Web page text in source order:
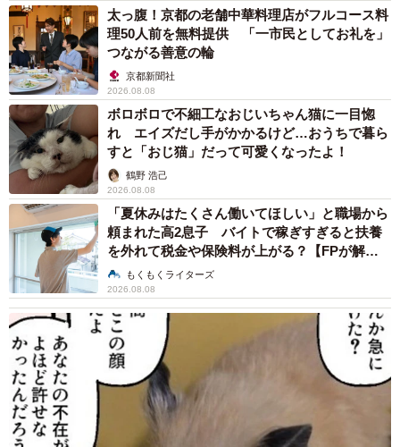
太っ腹！京都の老舗中華料理店がフルコース料
理50人前を無料提供 「一市民としてお礼を」
つながる善意の輪
京都新聞社
2026.08.08
ボロボロで不細工なおじいちゃん猫に一目惚
れ エイズだし手がかかるけど…おうちで暮ら
すと「おじ猫」だって可愛くなったよ！
鶴野 浩己
2026.08.08
「夏休みはたくさん働いてほしい」と職場から
頼まれた高2息子 バイトで稼ぎすぎると扶養
を外れて税金や保険料が上がる？【FPが解
説】もくもくライターズ
2026.08.08